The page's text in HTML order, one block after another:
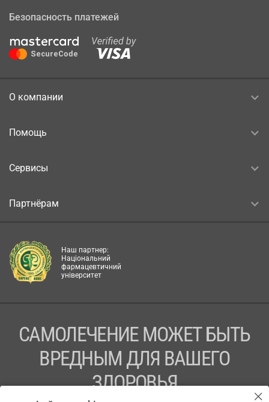
Безопасность платежей
О компании
Помощь
Сервисы
Партнёрам
Наш партнер:
Національний
фармацевтичний
університет
САМОЛЕЧЕНИЕ МОЖЕТ БЫТЬ
ВРЕДНЫМ ДЛЯ ВАШЕГО
ЗДОРОВЬЯ